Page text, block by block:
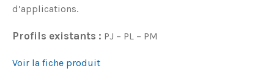
d’applications.
Profils existants : PJ – PL – PM
Voir la fiche produit